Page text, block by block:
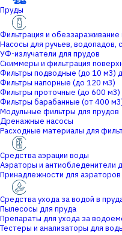
Пруды
Фильтрация и обеззараживание
Насосы для ручьев, водопадов,
УФ-излучатели для прудов
Скиммеры и фильтрация
Фильтры подводные (до 10 м3)
Фильтры напорные (до 120 м3)
Фильтры проточные (до 600 м3)
Фильтры барабанные (от 400
Модульные фильтры для прудов
Дренажные насосы
Расходные материалы для
Средства аэрации воды
Аэраторы и антиобледенители
Принадлежности для аэраторов
Средства ухода за водой в
Пылесосы для пруда
Препараты для ухода за
Тестеры и анализаторы для